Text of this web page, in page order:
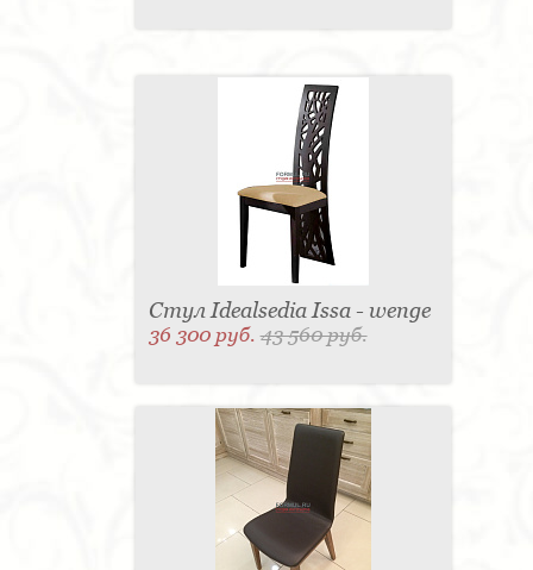
Стул Idealsedia Issa - wenge
36 300 руб.43 560 руб.